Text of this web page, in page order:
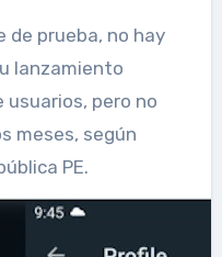
de prueba, no hay
lanzamiento
usuarios, pero no
meses, según
PE.